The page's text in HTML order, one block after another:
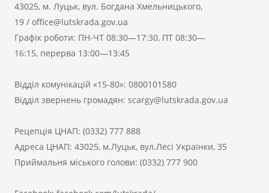
43025, м. Луцьк, вул. Богдана Хмельницького,
19 / office@lutskrada.gov.ua
Графік роботи: ПН-ЧТ 08:30—17:30, ПТ 08:30—
16:15, перерва 13:00—13:45
Відділ комунікацій «15-80»: 0800101580
Відділ звернень громадян: scargy@lutskrada.gov.ua
Рецепція ЦНАП: (0332) 777 888
Адреса ЦНАП: 43025, м.Луцьк, вул.Лесі Українки, 35
Приймальня міського голови: (0332) 777 900